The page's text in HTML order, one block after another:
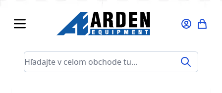
Hľadajte v celom obchode tu...